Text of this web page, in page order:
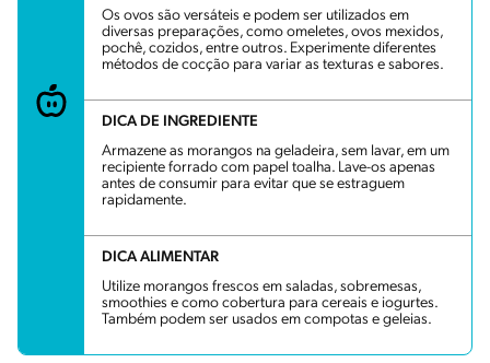
Os ovos são versáteis e podem ser utilizados em
diversas preparações, como omeletes, ovos mexidos,
pochê, cozidos, entre outros. Experimente diferentes
métodos de cocção para variar as texturas e sabores.
DICA DE INGREDIENTE
Armazene as morangos na geladeira, sem lavar, em um
recipiente forrado com papel toalha. Lave-os apenas
antes de consumir para evitar que se estraguem
rapidamente.
DICA ALIMENTAR
Utilize morangos frescos em saladas, sobremesas,
smoothies e como cobertura para cereais e iogurtes.
Também podem ser usados em compotas e geleias.